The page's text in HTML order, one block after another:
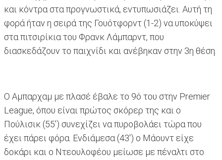
και κόντρα στα προγνωστικά, εντυπωσιάζει. Αυτή τη
φορά ήταν η σειρά της Γουότφορντ (1-2) να υποκύψει
στα πιτσιρίκια του Φρανκ Λάμπαρντ, που
διασκεδάζουν το παιχνίδι και ανέβηκαν στην 3η θέση.
Ο Αμπαρχαμ με πλασέ έβαλε το 9ό του στην Premier
League, όπου είναι πρώτος σκόρερ της και ο
Πούλισικ (55') συνεχίζει να πυροβολάει τώρα που
έχει πάρει φόρα. Ενδιάμεσα (43') ο Μάουντ είχε
δοκάρι και ο Ντεουλοφέου μείωσε με πέναλτι στο